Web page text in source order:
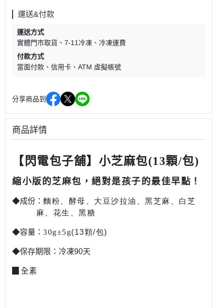
運送&付款
運送方式
實體門市取貨
7-11冷凍
冷凍運費
付款方式
當面付款
信用卡 ATM 虛擬帳號
分享商品到
商品詳情
【閃電包子舖】小芝麻包(13顆/包)
縮小版的芝麻包，絕對是孩子的最佳早點！
◆成份 ： 麵粉、酵母、大豆沙拉油、黑芝麻、白芝
麻、花生、黑糖
◆容量： 30g±5g(13顆/包)
◆保存期限：冷凍90天
▉全素